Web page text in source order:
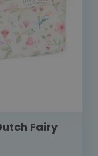
Fairy